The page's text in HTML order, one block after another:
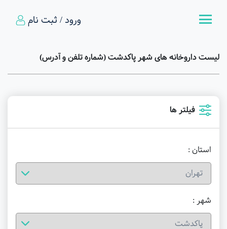
ورود / ثبت نام
لیست داروخانه های شهر پاکدشت (شماره تلفن و آدرس)
فیلتر ها
استان :
شهر :